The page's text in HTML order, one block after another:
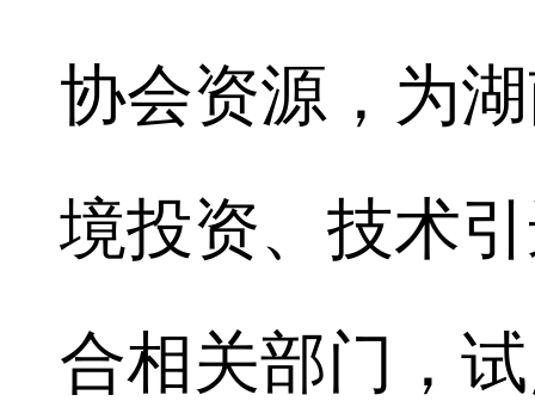
协会资源，为
境投资、技术
合相关部门，